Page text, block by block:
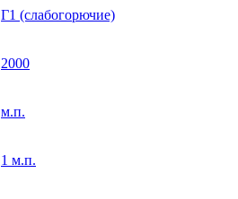
Г1 (слабогорючие)
2000
м.п.
1 м.п.